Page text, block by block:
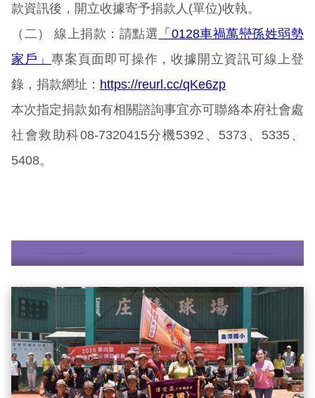
款資訊後，開立收據寄予捐款人(單位)收執。
（二） 線上捐款：請點選 「0128車禍萬巒孫姓弱勢
家戶」 專案頁面即可操作，收據開立資訊可線上登
錄，捐款網址： https://reurl.cc/qKe6zp
本次指定捐款如有相關諮詢事宜亦可聯絡本府社會處
社會救助科08-7320415分機5392、5373、5335、
5408。